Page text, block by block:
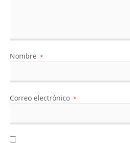
Nombre *
Correo electrónico *